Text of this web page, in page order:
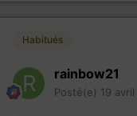
Habitués
rainbow21
Posté(e) 19